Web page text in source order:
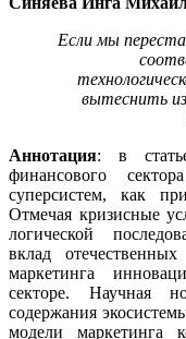
Если мы
вытеснить из
Аннотация: в
финансового
суперсистем, как
Отмечая кризисные
логической
вклад
маркетинга
секторе. Научная
содержания
модели маркетинга